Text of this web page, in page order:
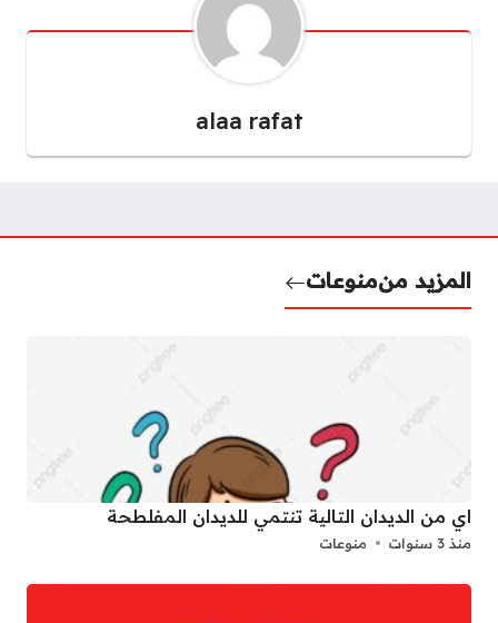
alaa rafat
المزيد منمنوعات
اي من الديدان التالية تنتمي للديدان المفلطحة
منذ 3 سنوات منوعات